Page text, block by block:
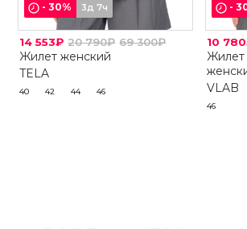
-30% 3д 7ч
14 553₽ 20 790₽ 69 300₽
Жилет женский
TELA
40 42 44 46
-
10
Жилет
VLAB
46